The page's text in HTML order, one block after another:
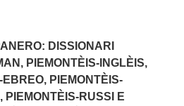
DISSIONARI
PIEMONTÈIS-INGLÈIS,
EBREO, PIEMONTÈIS-
PIEMONTÈIS-RUSSI E